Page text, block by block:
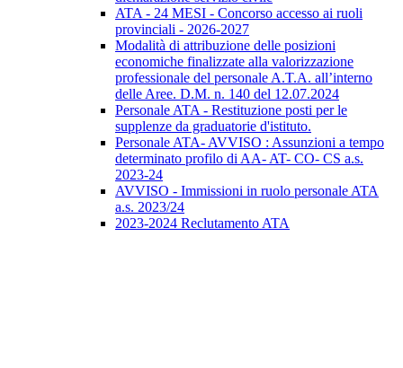
ATA - 24 MESI - Concorso accesso ai ruoli
provinciali - 2026-2027
Modalità di attribuzione delle posizioni
economiche finalizzate alla valorizzazione
professionale del personale A.T.A. all’interno
delle Aree. D.M. n. 140 del 12.07.2024
Personale ATA - Restituzione posti per le
supplenze da graduatorie d'istituto.
Personale ATA- AVVISO : Assunzioni a tempo
determinato profilo di AA- AT- CO- CS a.s.
2023-24
AVVISO - Immissioni in ruolo personale ATA
a.s. 2023/24
2023-2024 Reclutamento ATA